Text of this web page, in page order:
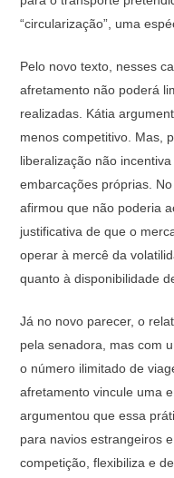
“circularização”, uma
Pelo novo texto, nesses
afretamento não poderá
realizadas. Kátia
menos competitivo. Mas,
liberalização não
embarcações próprias.
afirmou que não poderia
justificativa de que o
operar à mercê da
quanto à disponibilidade
Já no novo parecer, o
pela senadora, mas com
o número ilimitado de
afretamento vincule uma
argumentou que essa
para navios estrangeiros
competição, flexibiliza e